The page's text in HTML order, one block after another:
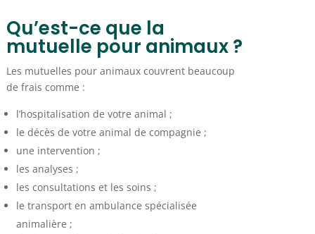
Qu’est-ce que la
mutuelle pour animaux ?
Les mutuelles pour animaux couvrent beaucoup
de frais comme :
l’hospitalisation de votre animal ;
le décès de votre animal de compagnie ;
une intervention ;
les analyses ;
les consultations et les soins ;
le transport en ambulance spécialisée
animalière ;